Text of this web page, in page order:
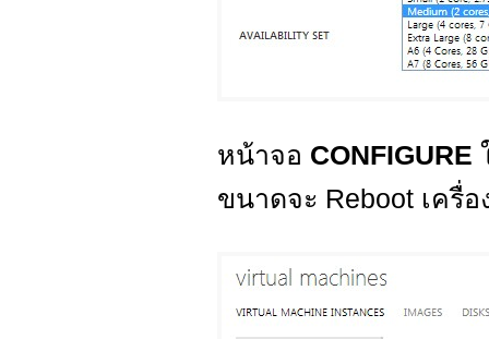
หน้าจอ CONFIGURE
ขนาดจะ Reboot เครื่อ